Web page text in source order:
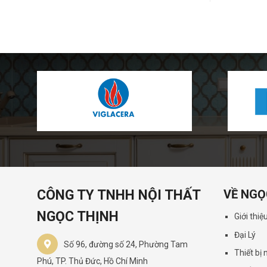
CÔNG TY TNHH NỘI THẤT
NGỌC THỊNH
Số 96, đường số 24, Phường Tam
Phú, TP. Thủ Đức, Hồ Chí Minh
VỀ
Giới thiệu
Đại Lý
Thiết bị